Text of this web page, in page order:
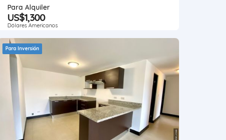
Para Alquiler
US$1,300
Dólares Americanos
Para Inversión